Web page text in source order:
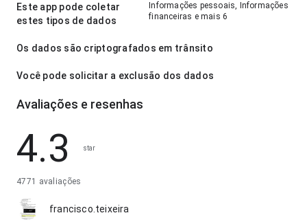
Este app pode coletar
estes tipos de dados
Informações pessoais, Informações
financeiras e mais 6
Os dados são criptografados em trânsito
Você pode solicitar a exclusão dos dados
Avaliações e resenhas
4.3 star
4771 avaliações
francisco.teixeira